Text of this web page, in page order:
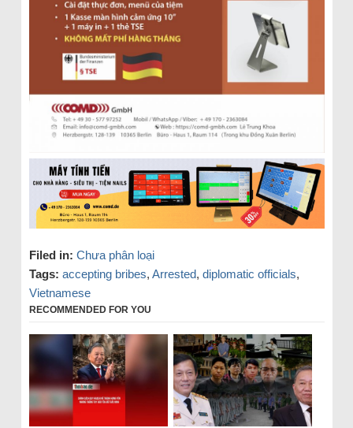
Filed in: Chưa phân loại
Tags: accepting bribes, Arrested, diplomatic officials,
Vietnamese
RECOMMENDED FOR YOU